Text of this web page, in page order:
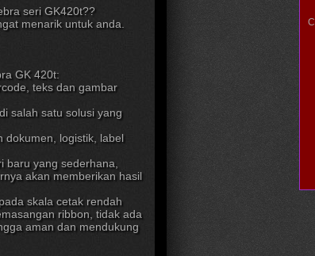
seri GK420t??
menarik untuk anda.
GK 420t:
teks dan gambar
salah satu solusi yang
dokumen, logistik, label
baru yang sederhana,
akan memberikan hasil
skala cetak rendah
ribbon, tidak ada
aman dan mendukung